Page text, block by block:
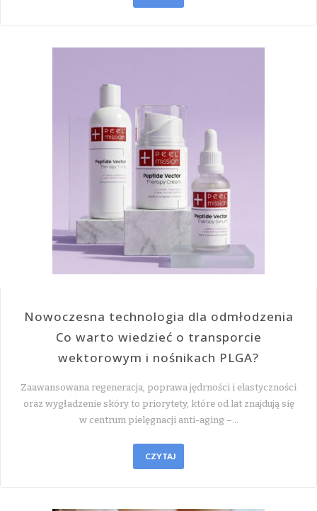
Nowoczesna technologia dla odmłodzenia
Co warto wiedzieć o transporcie
wektorowym i nośnikach PLGA?
Zaawansowana regeneracja, poprawa jędrności i elastyczności
oraz wygładzenie skóry to priorytety, które od lat znajdują się
w centrum pielęgnacji anti-aging –…
CZYTAJ